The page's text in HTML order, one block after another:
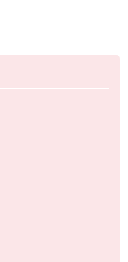
担当し、
れ、